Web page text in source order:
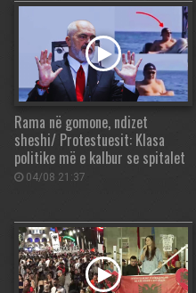
Rama në gomone, ndizet
sheshi/ Protestuesit: Klasa
politike më e kalbur se spitalet
04/08 21:37